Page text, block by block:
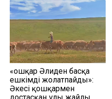
«Қошқар Әлиден басқа
ешкімді жолатпайды»:
Әкесі қошқармен
достасқан ұлы жайлы